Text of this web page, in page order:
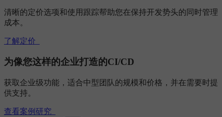
清晰的定价选项和使用跟踪帮助您在保持开发势头的同时管理
成本。
了解定价
为像您这样的企业打造的CI/CD
获取企业级功能，适合中型团队的规模和价格，并在需要时提
供支持。
查看案例研究